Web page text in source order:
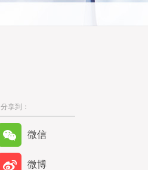
分享到：
微信
微博